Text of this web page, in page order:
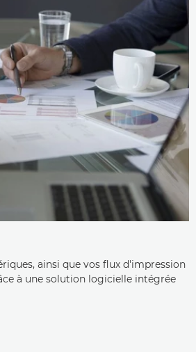
ainsi que vos flux d'impression
à une solution logicielle intégrée